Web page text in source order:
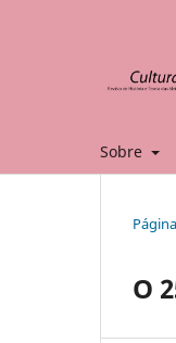
Sobre
O